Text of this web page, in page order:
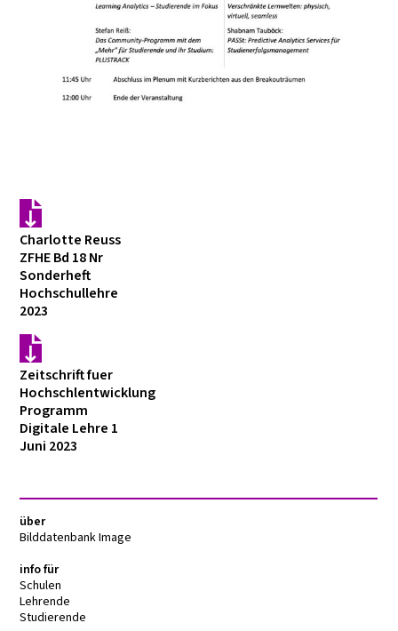
Charlotte Reuss
ZFHE Bd 18 Nr
Sonderheft
Hochschullehre
2023
Zeitschrift fuer
Hochschlentwicklung
Programm
Digitale Lehre 1
Juni 2023
über
Bilddatenbank Image
info für
Schulen
Lehrende
Studierende